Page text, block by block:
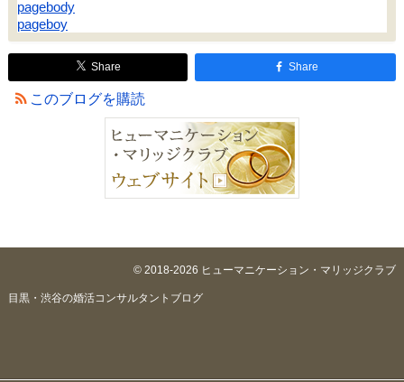
pagebody
pageboy
Share Share
このブログを購読
© 2018-2026 ヒューマニケーション・マリッジクラブ
目黒・渋谷の婚活コンサルタントブログ